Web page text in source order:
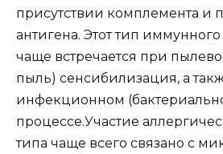
присутствии комплемента и
антигена. Этот тип
чаще встречается при
пыль) сенсибилизация, а
инфекционном
процессе.Участие
типа чаще всего связано с